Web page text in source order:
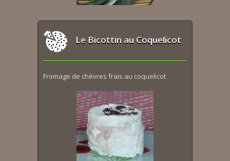
Le Bicottin au Coquelicot
Fromage de chèvres frais au coquelicot